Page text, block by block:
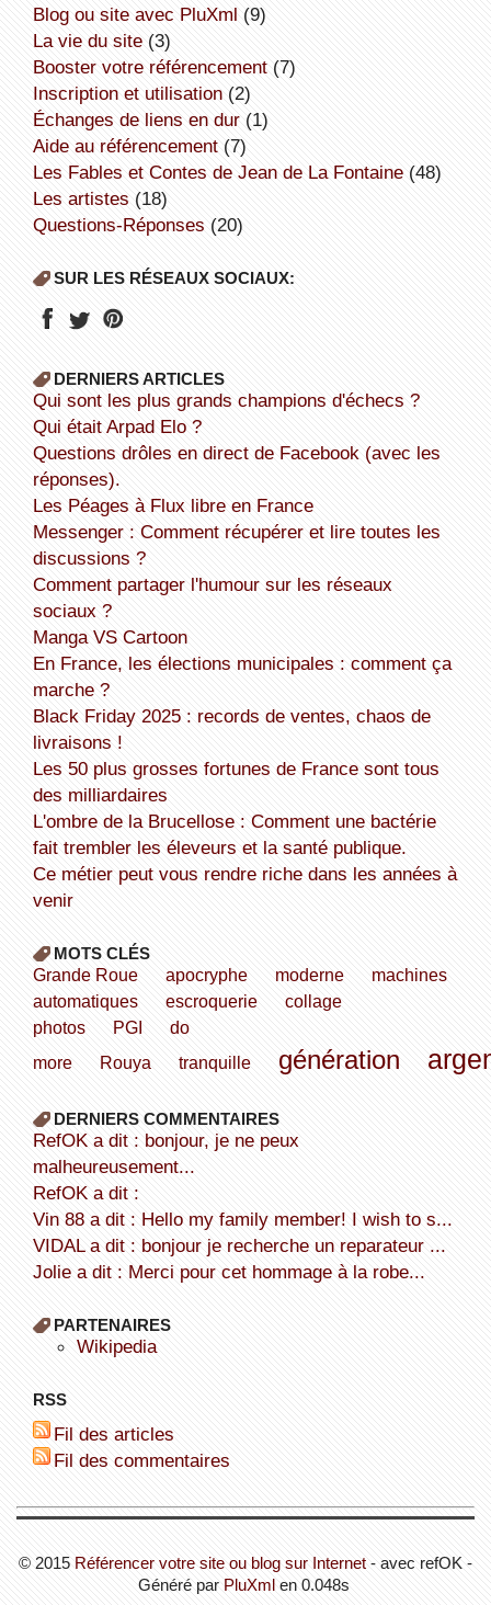
Blog ou site avec PluXml (9)
la vie du site(3)
booster votre référencement(7)
inscription et utilisation(2)
échanges de liens en dur(1)
aide au référencement(7)
Les Fables et Contes de Jean de La Fontaine(48)
Les artistes (18)
Questions-Réponses (20)
SUR LES RÉSEAUX SOCIAUX:
DERNIERS ARTICLES
Qui sont les plus grands champions d'échecs ?
Qui était Arpad Elo ?
Questions drôles en direct de Facebook (avec les
réponses).
Les Péages à Flux libre en France
Messenger : Comment récupérer et lire toutes les
discussions ?
Comment partager l'humour sur les réseaux
sociaux ?
Manga VS Cartoon
En France, les élections municipales : comment ça
marche ?
Black Friday 2025 : records de ventes, chaos de
livraisons !
Les 50 plus grosses fortunes de France sont tous
des milliardaires
L'ombre de la Brucellose : Comment une bactérie
fait trembler les éleveurs et la santé publique.
Ce métier peut vous rendre riche dans les années à
venir
MOTS CLÉS
Grande Roue apocryphe moderne
machines
automatiques
escroquerie
collage
photos
PGI
do
more
Rouya tranquille génération
DERNIERS COMMENTAIRES
refOK a dit : bonjour, je ne peux
malheureusement...
refOK a dit :
Vin 88 a dit : Hello my family member! I wish to s...
VIDAL a dit : bonjour je recherche un reparateur ...
Jolie a dit : Merci pour cet hommage à la robe...
PARTENAIRES
wikipedia
RSS
Fil des articles
Fil des commentaires
© 2015 Référencer votre site ou blog sur Internet - avec refOK -
Généré par PluXmlen 0.048s